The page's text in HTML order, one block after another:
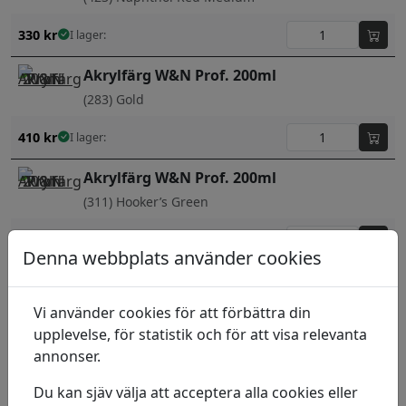
330 kr I lager:
Akrylfärg W&N Prof. 200ml
(283) Gold
410 kr I lager:
Akrylfärg W&N Prof. 200ml
(311) Hooker’s Green
(331) Ivory Black
259kr I lager:
Akrylfärg W&N Prof. 200ml
Denna webbplats använder cookies
Vi använder cookies för att förbättra din
upplevelse, för statistik och för att visa relevanta
annonser.
Du kan sjäv välja att acceptera alla cookies eller